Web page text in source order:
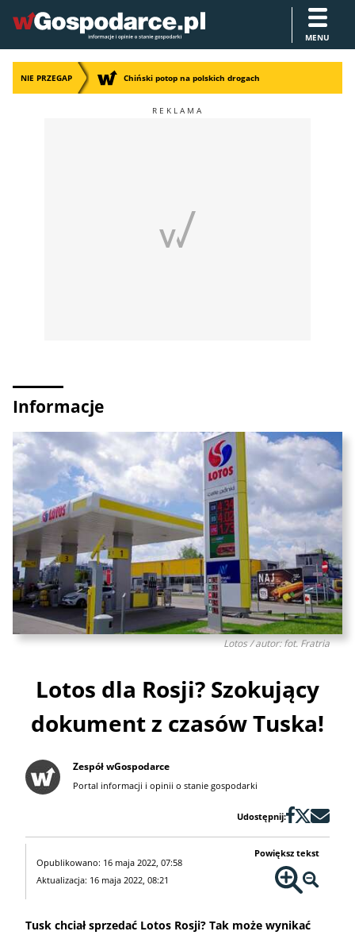
MENU
NIE PRZEGAP Chiński potop na polskich drogach
Informacje
Lotos / autor: fot. Fratria
Lotos dla Rosji? Szokujący
dokument z czasów Tuska!
Zespół wGospodarce
Portal informacji i opinii o stanie gospodarki
Udostępnij:
Opublikowano: 16 maja 2022, 07:58
Aktualizacja: 16 maja 2022, 08:21
Powiększ tekst
Tusk chciał sprzedać Lotos Rosji? Tak może wynikać